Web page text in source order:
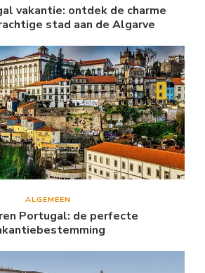
vakantie: ontdek de charme
stad aan de Algarve
ALGEMEEN
Portugal: de perfecte